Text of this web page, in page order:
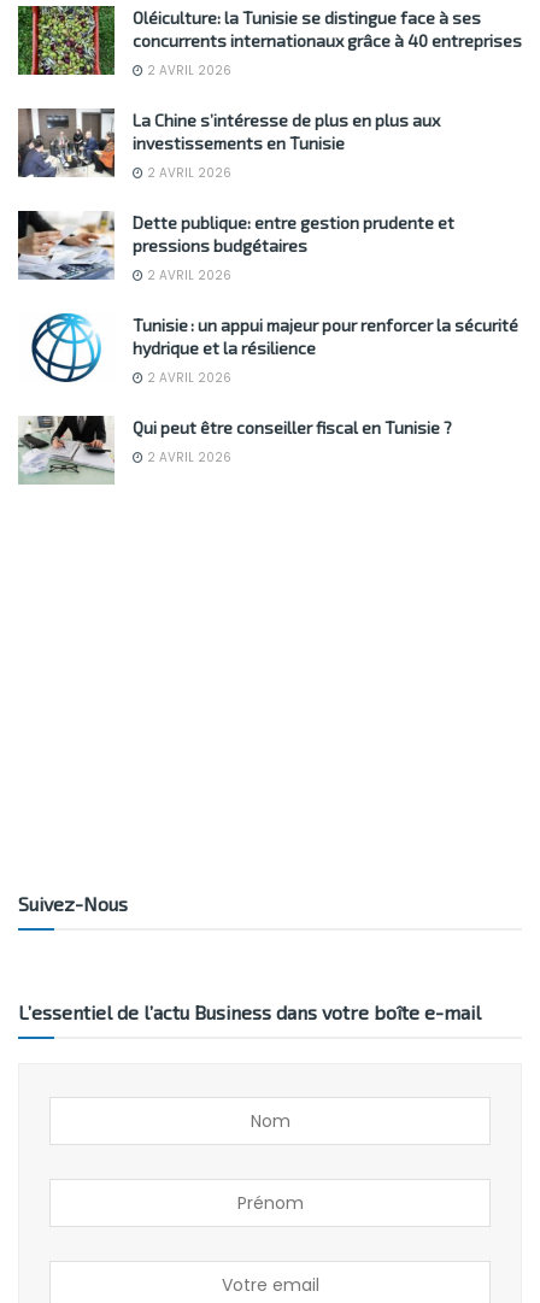
Oléiculture: la Tunisie se distingue face à ses
concurrents internationaux grâce à 40 entreprises
2 AVRIL 2026
La Chine s’intéresse de plus en plus aux
investissements en Tunisie
2 AVRIL 2026
Dette publique: entre gestion prudente et
pressions budgétaires
2 AVRIL 2026
Tunisie : un appui majeur pour renforcer la sécurité
hydrique et la résilience
2 AVRIL 2026
Qui peut être conseiller fiscal en Tunisie ?
2 AVRIL 2026
Suivez-Nous
L’essentiel de l’actu Business dans votre boîte e-mail